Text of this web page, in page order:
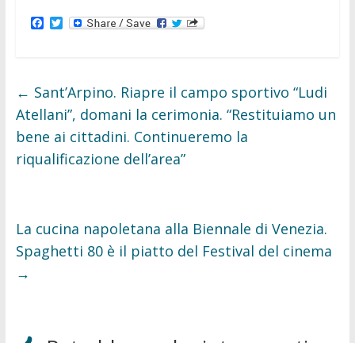
F
o
o
k
T
e
r
← Sant’Arpino. Riapre il campo sportivo “Ludi
Atellani”, domani la cerimonia. “Restituiamo un
bene ai cittadini. Continueremo la
riqualificazione dell’area”
La cucina napoletana alla Biennale di Venezia.
Spaghetti 80 è il piatto del Festival del cinema
→